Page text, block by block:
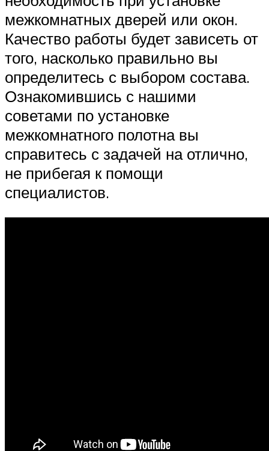
межкомнатных дверей или окон.
Качество работы будет зависеть от
того, насколько правильно вы
определитесь с выбором состава.
Ознакомившись с нашими
советами по установке
межкомнатного полотна вы
справитесь с задачей на отлично,
не прибегая к помощи
специалистов.